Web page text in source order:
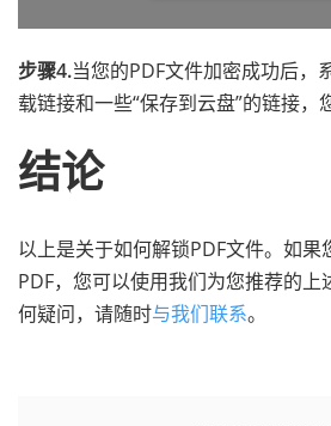
步骤4.当您的PDF文件加密成功后，
载链接和一些“保存到云盘”的链接，
结论
以上是关于如何解锁PDF文件。如果
PDF，您可以使用我们为您推荐的
何疑问，请随时与我们联系。